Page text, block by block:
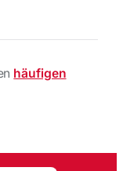
häufigen